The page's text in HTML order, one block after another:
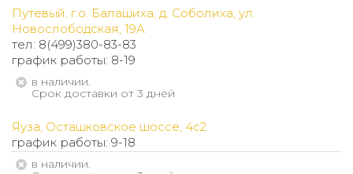
Путевый, г.о. Балашиха, д. Соболиха, ул.
Новослободская, 19А
тел: 8(499)380-83-83
график работы: 8-19
В наличии.
Срок доставки от 3 дней
Яуза, Осташковское шоссе, 4с2
график работы: 9-18
В наличии.